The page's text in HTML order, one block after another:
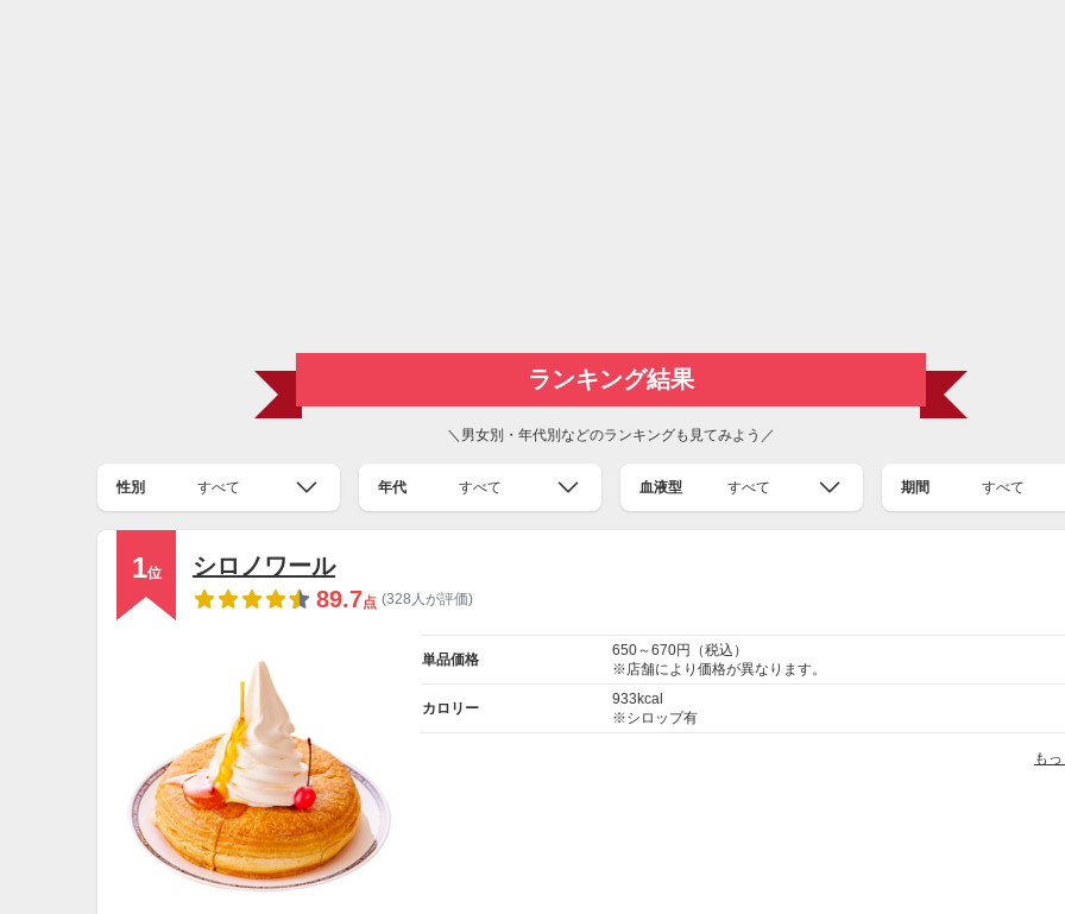
ランキング結果
＼男女別・年代別などのランキングも見てみよう／
性別 すべて 年代 すべて 血液型 すべて 期間 すべて
1位
シロノワール
89.7点 (328人が評価)
単品価格
650～670円（税込）
※店舗により価格が異なります。
カロリー
933kcal
※シロップ有
も